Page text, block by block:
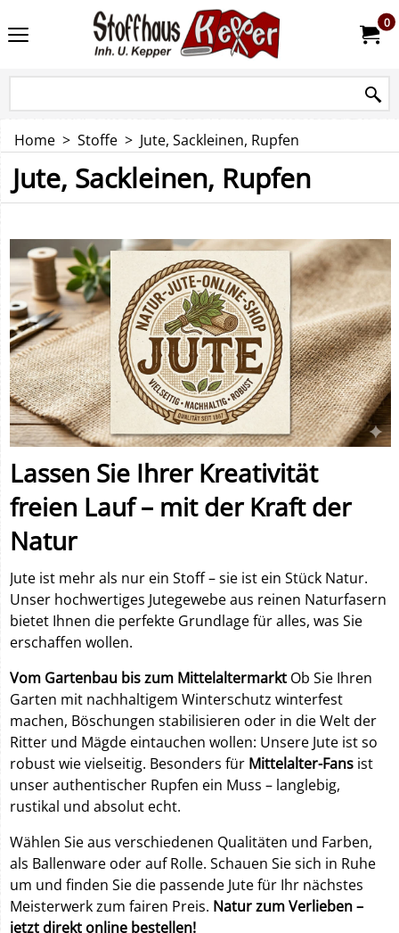
0
Home > Stoffe > Jute, Sackleinen, Rupfen
Jute, Sackleinen, Rupfen
Lassen Sie Ihrer Kreativität
freien Lauf – mit der Kraft der
Natur
Jute ist mehr als nur ein Stoff – sie ist ein Stück Natur.
Unser hochwertiges Jutegewebe aus reinen Naturfasern
bietet Ihnen die perfekte Grundlage für alles, was Sie
erschaffen wollen.
Vom Gartenbau bis zum Mittelaltermarkt Ob Sie Ihren
Garten mit nachhaltigem Winterschutz winterfest
machen, Böschungen stabilisieren oder in die Welt der
Ritter und Mägde eintauchen wollen: Unsere Jute ist so
robust wie vielseitig. Besonders für Mittelalter-Fans ist
unser authentischer Rupfen ein Muss – langlebig,
rustikal und absolut echt.
Wählen Sie aus verschiedenen Qualitäten und Farben,
als Ballenware oder auf Rolle. Schauen Sie sich in Ruhe
um und finden Sie die passende Jute für Ihr nächstes
Meisterwerk zum fairen Preis. Natur zum Verlieben –
jetzt direkt online bestellen!